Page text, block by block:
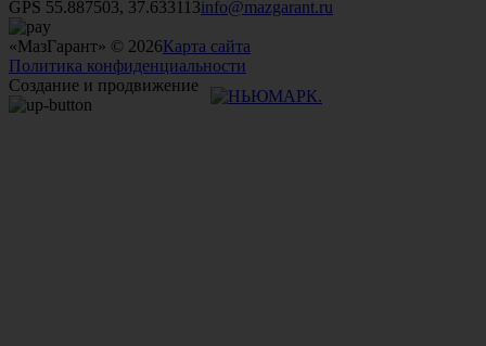
GPS 55.887503, 37.633113info@mazgarant.ru
«МазГарант» © 2026Карта сайта
Политика конфиденциальности
Создание и продвижение